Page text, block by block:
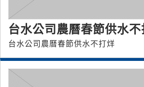
台水公司農曆春節供水不
台水公司農曆春節供水不打烊